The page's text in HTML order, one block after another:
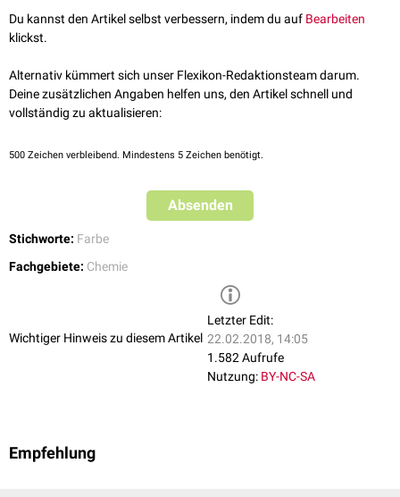
Du kannst den Artikel selbst verbessern, indem du auf Bearbeiten
klickst.
Alternativ kümmert sich unser Flexikon-Redaktionsteam darum.
Deine zusätzlichen Angaben helfen uns, den Artikel schnell und
vollständig zu aktualisieren:
500 Zeichen verbleibend. Mindestens 5 Zeichen benötigt.
Absenden
Stichworte: Farbe
Fachgebiete: Chemie
Wichtiger Hinweis zu diesem Artikel
Letzter Edit:
22.02.2018, 14:05
1.582 Aufrufe
Nutzung: BY-NC-SA
Empfehlung